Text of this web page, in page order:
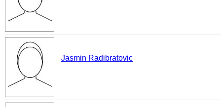
Jasmin Radibratovic